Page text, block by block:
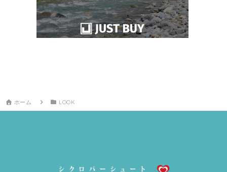
ホーム LOOK